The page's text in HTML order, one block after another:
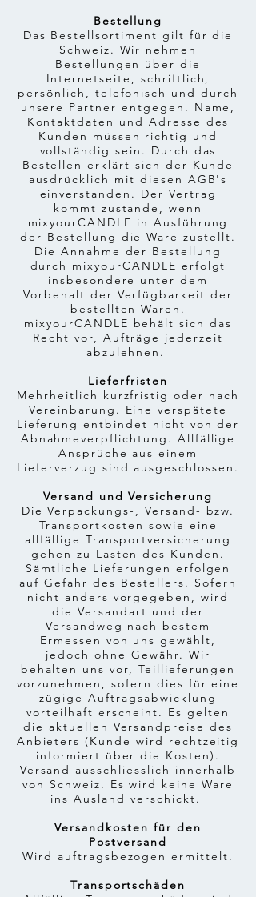
Bestellung
Das Bestellsortiment gilt für die
Schweiz. Wir nehmen
Bestellungen über die
Internetseite, schriftlich,
persönlich, telefonisch und durch
unsere Partner entgegen. Name,
Kontaktdaten und Adresse des
Kunden müssen richtig und
vollständig sein. Durch das
Bestellen erklärt sich der Kunde
ausdrücklich mit diesen AGB's
einverstanden. Der Vertrag
kommt zustande, wenn
mixyourCANDLE in Ausführung
der Bestellung die Ware zustellt.
Die Annahme der Bestellung
durch mixyourCANDLE erfolgt
insbesondere unter dem
Vorbehalt der Verfügbarkeit der
bestellten Waren.
mixyourCANDLE behält sich das
Recht vor, Aufträge jederzeit
abzulehnen.
Lieferfristen
Mehrheitlich kurzfristig oder nach
Vereinbarung. Eine verspätete
Lieferung entbindet nicht von der
Abnahmeverpflichtung. Allfällige
Ansprüche aus einem
Lieferverzug sind ausgeschlossen.
Versand und Versicherung
Die Verpackungs-, Versand- bzw.
Transportkosten sowie eine
allfällige Transportversicherung
gehen zu Lasten des Kunden.
Sämtliche Lieferungen erfolgen
auf Gefahr des Bestellers. Sofern
nicht anders vorgegeben, wird
die Versandart und der
Versandweg nach bestem
Ermessen von uns gewählt,
jedoch ohne Gewähr. Wir
behalten uns vor, Teillieferungen
vorzunehmen, sofern dies für eine
zügige Auftragsabwicklung
vorteilhaft erscheint. Es gelten
die aktuellen Versandpreise des
Anbieters (Kunde wird rechtzeitig
informiert über die Kosten).
Versand ausschliesslich innerhalb
von Schweiz. Es wird keine Ware
ins Ausland verschickt.
Versandkosten für den
Postversand
Wird auftragsbezogen ermittelt.
Transportschäden